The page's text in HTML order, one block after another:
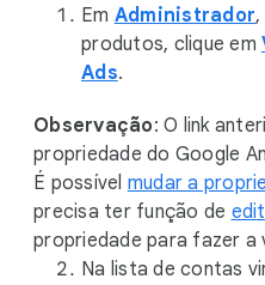
Em Administrador,
produtos, clique em
Ads.
Observação: O link
propriedade do Google
É possível mudar a
precisa ter função de
propriedade para fazer a
Na lista de contas